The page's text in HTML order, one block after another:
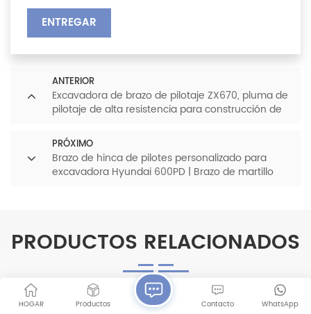
ENTREGAR
ANTERIOR
Excavadora de brazo de pilotaje ZX670, pluma de
pilotaje de alta resistencia para construcción de
PRÓXIMO
Brazo de hinca de pilotes personalizado para
excavadora Hyundai 600PD | Brazo de martillo
PRODUCTOS RELACIONADOS
HOGAR Productos WhatsApp
Contacto